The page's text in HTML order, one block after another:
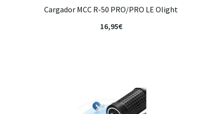
Cargador MCC R-50 PRO/PRO LE Olight
16,95€